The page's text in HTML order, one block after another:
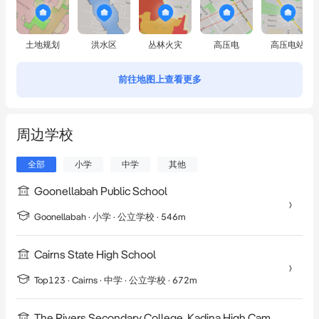
土地规划 洪水区 丛林火灾 高压电 高压电站
前往地图上查看更多
周边学校
全部 小学 中学 其他
Goonellabah Public School
Goonellabah · 小学 · 公立学校 · 546m
Cairns State High School
Top123 · Cairns · 中学 · 公立学校 · 672m